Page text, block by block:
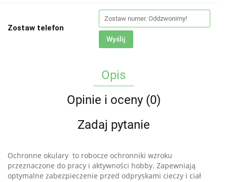
Zostaw telefon
Wyślij
Opis
Opinie i oceny (0)
Zadaj pytanie
Ochronne okulary to robocze ochronniki wzroku
przeznaczone do pracy i aktywności hobby. Zapewniają
optymalne zabezpieczenie przed odpryskami cieczy i ciał